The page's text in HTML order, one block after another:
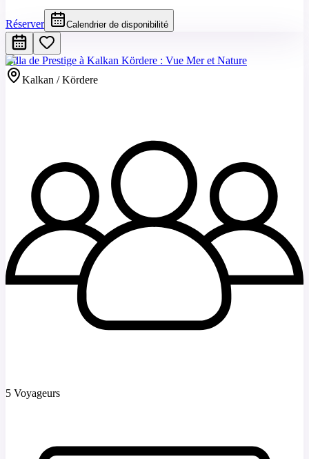
Réserver Calendrier de disponibilité
Villa de Prestige à Kalkan Kördere : Vue Mer et Nature
Kalkan / Kördere
5 Voyageurs